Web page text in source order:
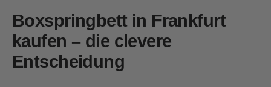
Boxspringbett in Frankfurt
kaufen – die clevere
Entscheidung